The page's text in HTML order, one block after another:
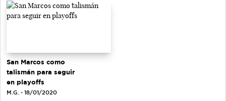
San Marcos como
talismán para seguir
en playoffs
M.G. - 18/01/2020